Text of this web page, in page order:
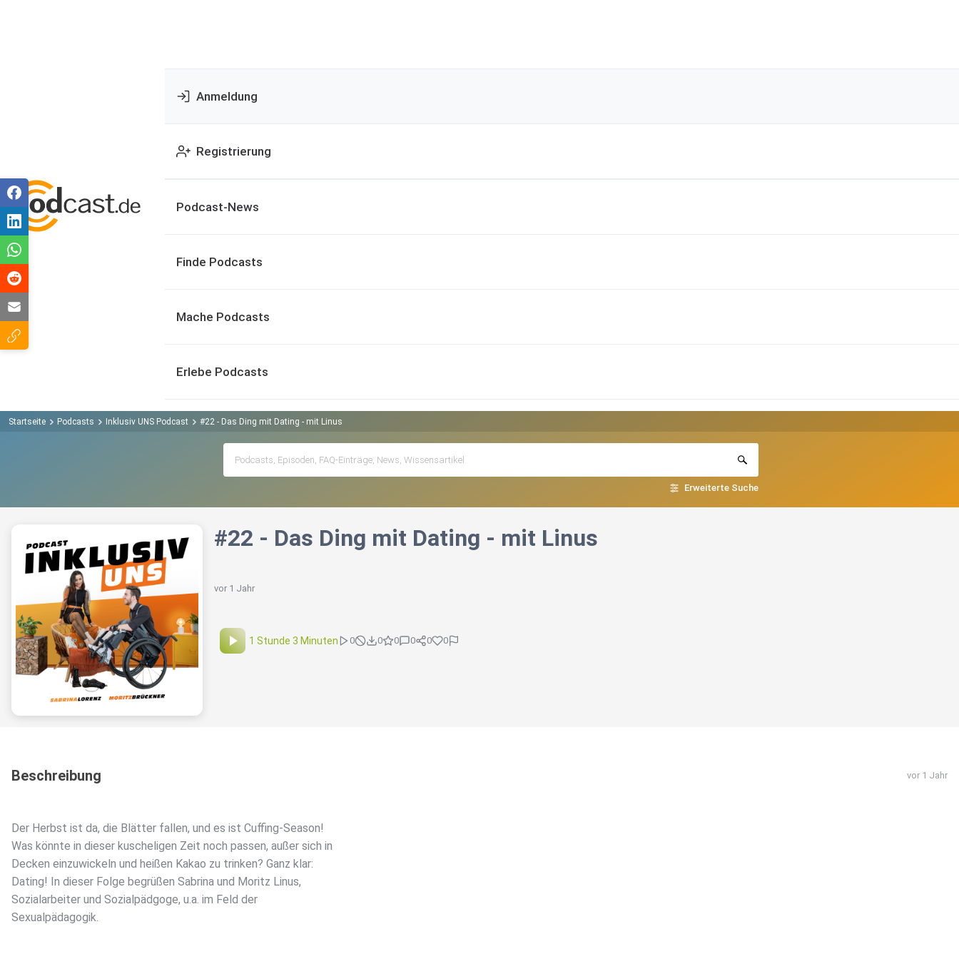
Anmeldung
Registrierung
Podcast-News
Finde Podcasts
Mache Podcasts
Erlebe Podcasts
Startseite Podcasts Inklusiv UNS Podcast #22 - Das Ding mit Dating - mit Linus
Erweiterte Suche
#22 - Das Ding mit Dating - mit Linus
vor 1 Jahr
1 Stunde 3 Minuten 0 0 0 0 0 0
Beschreibung vor 1 Jahr
Der Herbst ist da, die Blätter fallen, und es ist Cuffing-Season!
Was könnte in dieser kuscheligen Zeit noch passen, außer sich in
Decken einzuwickeln und heißen Kakao zu trinken? Ganz klar:
Dating! In dieser Folge begrüßen Sabrina und Moritz Linus,
Sozialarbeiter und Sozialpädgoge, u.a. im Feld der
Sexualpädagogik.